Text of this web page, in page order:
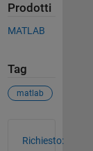
Prodotti
MATLAB
Tag
matlab
Richiesto: